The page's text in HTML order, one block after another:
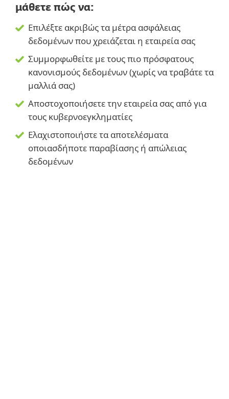
μάθετε πώς να:
Επιλέξτε ακριβώς τα μέτρα ασφάλειας
δεδομένων που χρειάζεται η εταιρεία σας
Συμμορφωθείτε με τους πιο πρόσφατους
κανονισμούς δεδομένων (χωρίς να τραβάτε τα
μαλλιά σας)
Αποστοχοποιήσετε την εταιρεία σας από για
τους κυβερνοεγκληματίες
Ελαχιστοποιήστε τα αποτελέσματα
οποιασδήποτε παραβίασης ή απώλειας
δεδομένων